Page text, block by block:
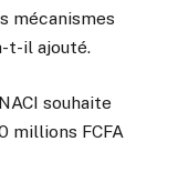
mécanismes
t-il ajouté.
souhaite
millions FCFA